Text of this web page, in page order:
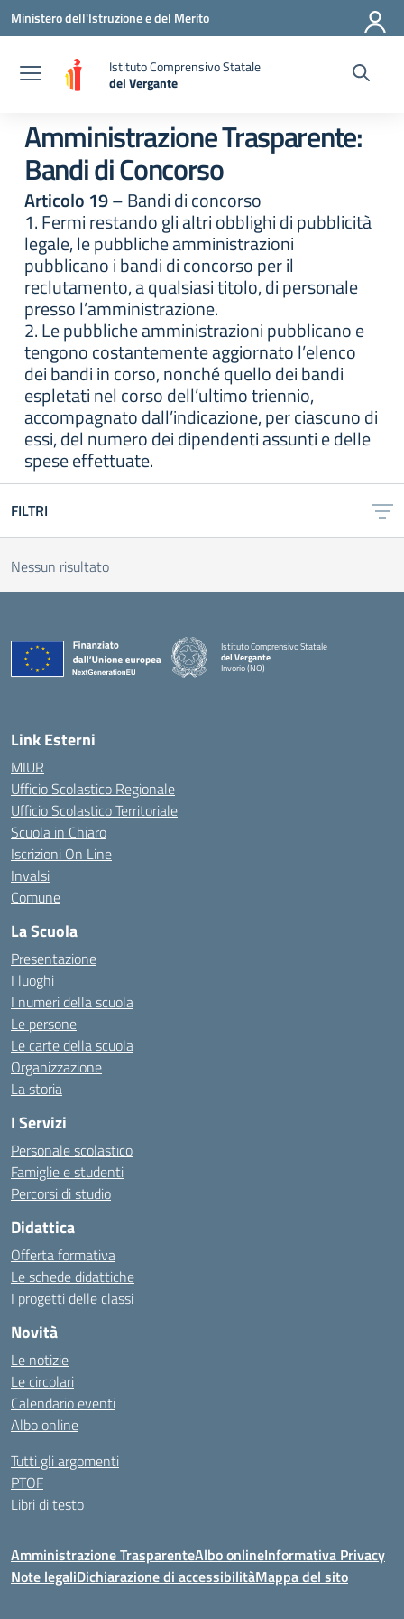
Vai ai contenuti
Vai al menu di navigazione
Vai al footer
Ministero dell'Istruzione e del Merito
Istituto Comprensivo Statale
del Vergante
— Visita la pagina iniziale della scuola
Amministrazione Trasparente:
Bandi di Concorso
Articolo 19– Bandi di concorso
1. Fermi restando gli altri obblighi di pubblicità
legale, le pubbliche amministrazioni
pubblicano i bandi di concorso per il
reclutamento, a qualsiasi titolo, di personale
presso l’amministrazione.
2. Le pubbliche amministrazioni pubblicano e
tengono costantemente aggiornato l’elenco
dei bandi in corso, nonché quello dei bandi
espletati nel corso dell’ultimo triennio,
accompagnato dall’indicazione, per ciascuno di
essi, del numero dei dipendenti assunti e delle
spese effettuate.
FILTRI
Nessun risultato
Istituto Comprensivo Statale
del Vergante
Invorio (NO)
Link Esterni
MIUR
Ufficio Scolastico Regionale
Ufficio Scolastico Territoriale
Scuola in Chiaro
Iscrizioni On Line
Invalsi
Comune
La Scuola
Presentazione
I luoghi
I numeri della scuola
Le persone
Le carte della scuola
Organizzazione
La storia
I Servizi
Personale scolastico
Famiglie e studenti
Percorsi di studio
Didattica
Offerta formativa
Le schede didattiche
I progetti delle classi
Novità
Le notizie
Le circolari
Calendario eventi
Albo online
Tutti gli argomenti
PTOF
Libri di testo
Amministrazione TrasparenteAlbo onlineInformativa Privacy
Note legaliDichiarazione di accessibilitàMappa del sito